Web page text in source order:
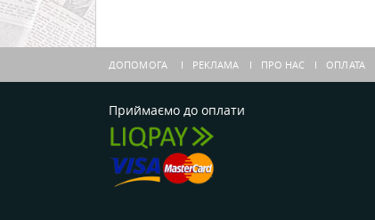
ДОПОМОГА РЕКЛАМА ПРО НАС ОПЛАТА
Приймаємо до оплати